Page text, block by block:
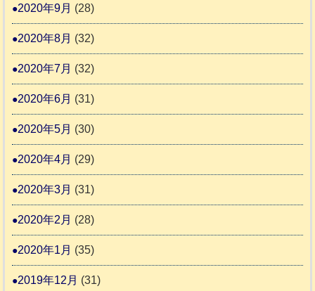
2020年9月 (28)
2020年8月 (32)
2020年7月 (32)
2020年6月 (31)
2020年5月 (30)
2020年4月 (29)
2020年3月 (31)
2020年2月 (28)
2020年1月 (35)
2019年12月 (31)